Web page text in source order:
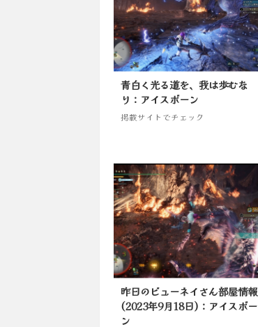
青白く光る道を、我は歩むな
り：アイスボーン
掲載サイトでチェック
昨日のビューネイさん部屋情報
(2023年9月18日)：アイスボー
ン